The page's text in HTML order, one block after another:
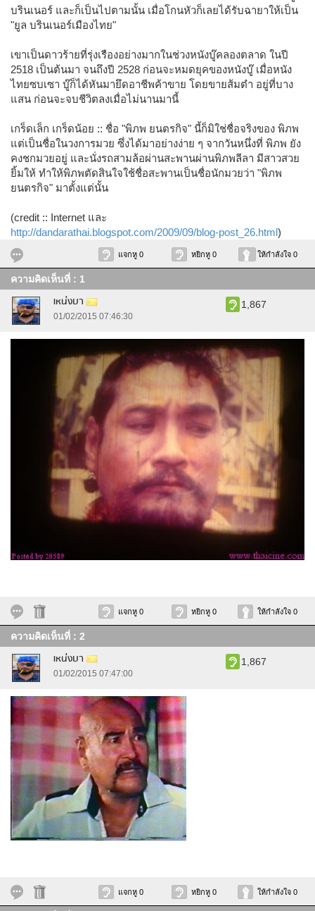
บรินเนอร์ และก็เป็นไปตามนั้น เมื่อโกนหัวก็เลยได้รับฉายาให้เป็น
"ยูล บรินเนอร์เมืองไทย"
เขาเป็นดาวร้ายที่รุ่งเรืองอย่างมากในช่วงหนังบู๊คลองตลาด ในปี
2518 เป็นต้นมา จนถึงปี 2528 ก่อนจะหมดยุคของหนังบู๊ เมื่อหนัง
ไทยซบเซา บู๊ก็ได้หันมายึดอาชีพค้าขาย โดยขายส้มตำ อยู่ที่บาง
แสน ก่อนจะจบชีวิตลงเมื่อไม่นานมานี้
เกร็ดเล็ก เกร็ดน้อย :: ชื่อ "พิภพ ยนตรกิจ" นี้ก็มิใช่ชื่อจริงของ พิภพ
แต่เป็นชื่อในวงการมวย ซึ่งได้มาอย่างง่าย ๆ จากวันหนึ่งที่ พิภพ ยัง
คงชกมวยอยู่ และนั่งรถสามล้อผ่านสะพานผ่านพิภพลีลา มีสาวสวย
ยิ้มให้ ทำให้พิภพตัดสินใจใช้ชื่อสะพานเป็นชื่อนักมวยว่า "พิภพ
ยนตรกิจ" มาตั้งแต่นั้น
(credit :: Internet และ
http://dandarathai.blogspot.com/2009/09/blog-post_26.html)
แจกหู 0 หยิกหู 0 ให้กำลังใจ 0
ความคิดเห็นที่ : 1
เหน่งบา
01/02/2015 07:46:30
1,867
แจกหู 0 หยิกหู 0 ให้กำลังใจ 0
ความคิดเห็นที่ : 2
เหน่งบา
01/02/2015 07:47:00
1,867
แจกหู 0 หยิกหู 0 ให้กำลังใจ 0